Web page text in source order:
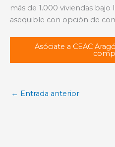
más de 1.000 viviendas
asequible con opción de
Asóciate a CEAC
← Entrada anterior